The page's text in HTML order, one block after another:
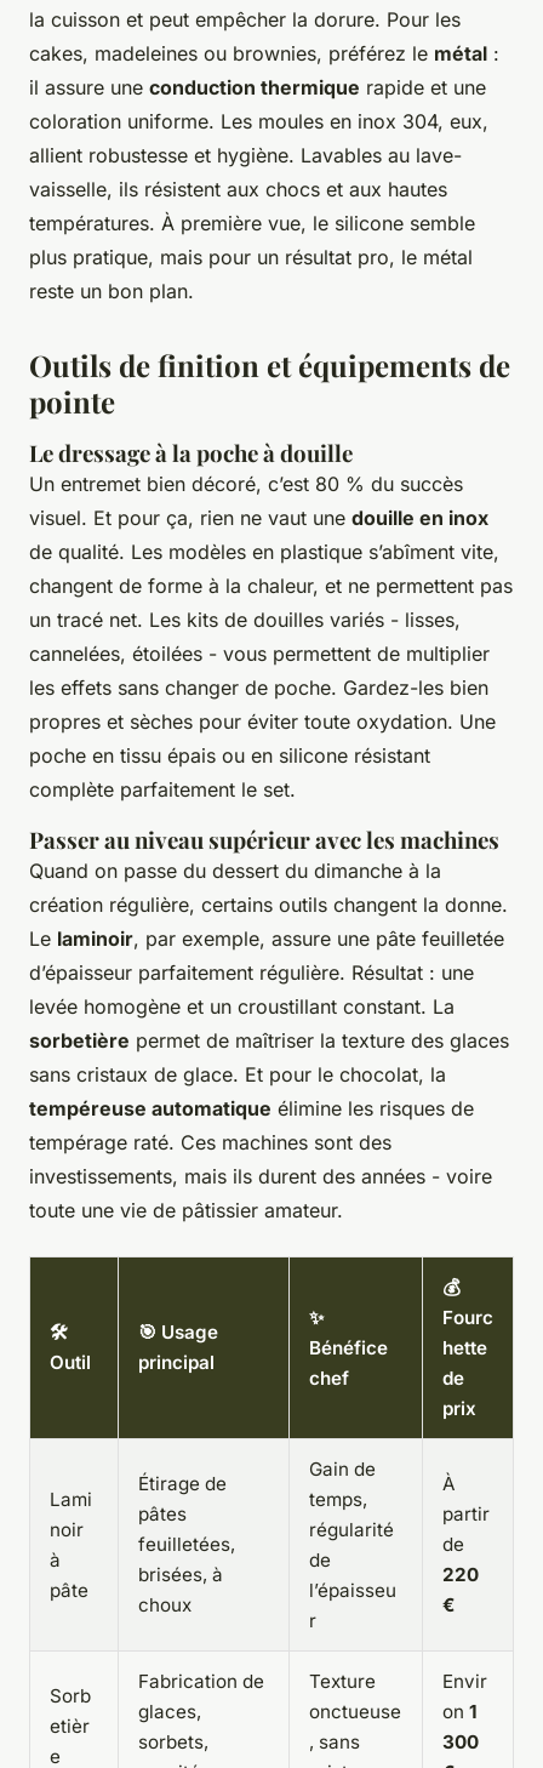
la cuisson et peut empêcher la dorure. Pour les
cakes, madeleines ou brownies, préférez le métal :
il assure une conduction thermique rapide et une
coloration uniforme. Les moules en inox 304, eux,
allient robustesse et hygiène. Lavables au lave-
vaisselle, ils résistent aux chocs et aux hautes
températures. À première vue, le silicone semble
plus pratique, mais pour un résultat pro, le métal
reste un bon plan.
Outils de finition et équipements de
pointe
Le dressage à la poche à douille
Un entremet bien décoré, c’est 80 % du succès
visuel. Et pour ça, rien ne vaut une douille en inox
de qualité. Les modèles en plastique s’abîment vite,
changent de forme à la chaleur, et ne permettent pas
un tracé net. Les kits de douilles variés - lisses,
cannelées, étoilées - vous permettent de multiplier
les effets sans changer de poche. Gardez-les bien
propres et sèches pour éviter toute oxydation. Une
poche en tissu épais ou en silicone résistant
complète parfaitement le set.
Passer au niveau supérieur avec les machines
Quand on passe du dessert du dimanche à la
création régulière, certains outils changent la donne.
Le laminoir, par exemple, assure une pâte feuilletée
d’épaisseur parfaitement régulière. Résultat : une
levée homogène et un croustillant constant. La
sorbetière permet de maîtriser la texture des glaces
sans cristaux de glace. Et pour le chocolat, la
tempéreuse automatique élimine les risques de
tempérage raté. Ces machines sont des
investissements, mais ils durent des années - voire
toute une vie de pâtissier amateur.
🛠️
Outil
🎯 Usage
principal
✨
Bénéfice
chef
💰
Fourc
hette
de
prix
Lami
noir
à
pâte
Étirage de
pâtes
feuilletées,
brisées, à
choux
Gain de
temps,
régularité
de
l’épaisseu
r
À
partir
de
220
€
Sorb
etièr
e
Fabrication de
glaces,
sorbets,
Texture
onctueuse
, sans
Envir
on 1
300